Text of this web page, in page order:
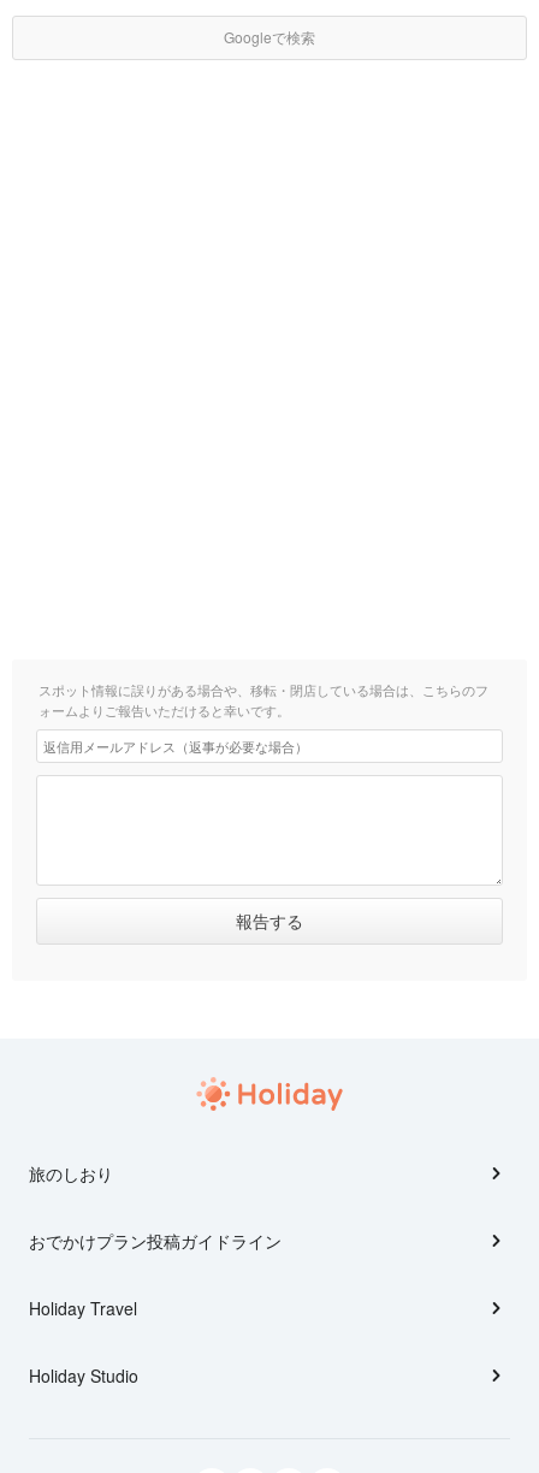
Googleで検索
スポット情報に誤りがある場合や、移転・閉店している場合は、こちらのフ
ォームよりご報告いただけると幸いです。
旅のしおり
おでかけプラン投稿ガイドライン
Holiday Travel
Holiday Studio